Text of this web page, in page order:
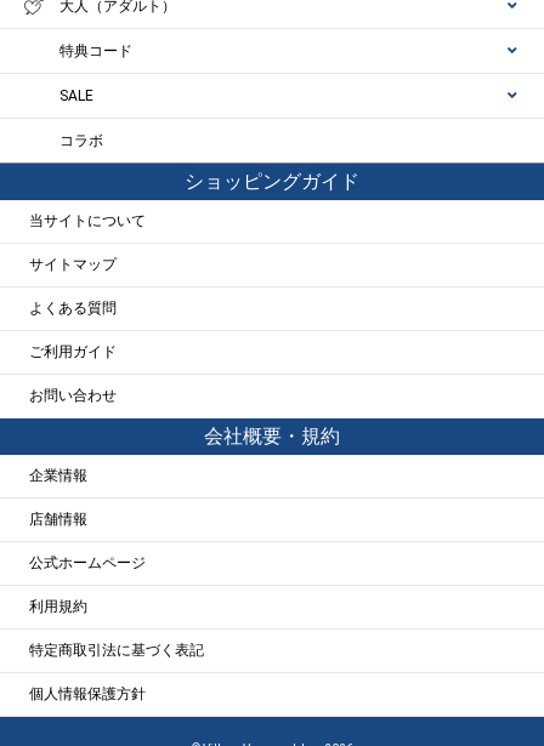
大人（アダルト）
特典コード
SALE
コラボ
ショッピングガイド
当サイトについて
サイトマップ
よくある質問
ご利用ガイド
お問い合わせ
会社概要・規約
企業情報
店舗情報
公式ホームページ
利用規約
特定商取引法に基づく表記
個人情報保護方針